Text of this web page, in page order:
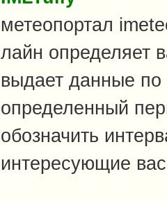
метеопортал
лайн определяет
выдает данные по
определенный
обозначить
интересующие